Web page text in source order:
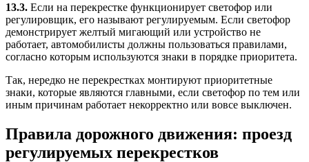
13.3. Если на перекрестке функционирует светофор или
регулировщик, его называют регулируемым. Если светофор
демонстрирует желтый мигающий или устройство не
работает, автомобилисты должны пользоваться правилами,
согласно которым используются знаки в порядке приоритета.
Так, нередко не перекрестках монтируют приоритетные
знаки, которые являются главными, если светофор по тем или
иным причинам работает некорректно или вовсе выключен.
Правила дорожного движения: проезд
регулируемых перекрестков